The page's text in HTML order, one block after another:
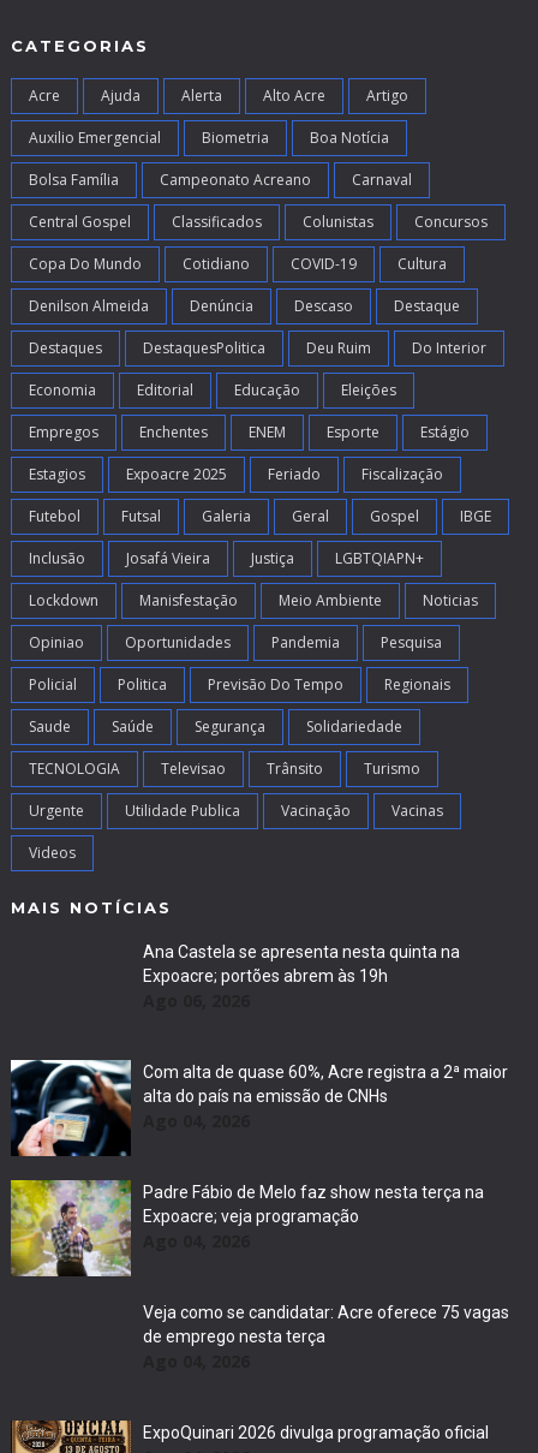
CATEGORIAS
Acre Ajuda Alerta Alto Acre Artigo
Auxilio Emergencial Biometria Boa Notícia
Bolsa Família Campeonato Acreano Carnaval
Central Gospel Classificados Colunistas Concursos
Copa Do Mundo Cotidiano COVID-19 Cultura
Denilson Almeida Denúncia Descaso Destaque
Destaques DestaquesPolitica Deu Ruim Do Interior
Economia Editorial Educação Eleições
Empregos Enchentes ENEM Esporte Estágio
Estagios Expoacre 2025 Feriado Fiscalização
Futebol Futsal Galeria Geral Gospel IBGE
Inclusão Josafá Vieira Justiça LGBTQIAPN+
Lockdown Manisfestação Meio Ambiente Noticias
Opiniao Oportunidades Pandemia Pesquisa
Policial Politica Previsão Do Tempo Regionais
Saude Saúde Segurança Solidariedade
TECNOLOGIA Televisao Trânsito Turismo
Urgente Utilidade Publica Vacinação Vacinas
Videos
MAIS NOTÍCIAS
Ana Castela se apresenta nesta quinta na
Expoacre; portões abrem às 19h
Com alta de quase 60%, Acre registra a 2ª maior
alta do país na emissão de CNHs
Padre Fábio de Melo faz show nesta terça na
Expoacre; veja programação
Veja como se candidatar: Acre oferece 75 vagas
de emprego nesta terça
ExpoQuinari 2026 divulga programação oficial